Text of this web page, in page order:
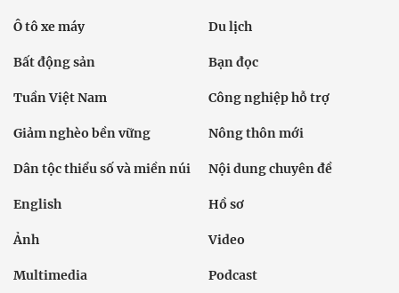
Ô tô xe máy Du lịch
Bất động sản Bạn đọc
Tuần Việt Nam Công nghiệp hỗ trợ
Giảm nghèo bền vững Nông thôn mới
Dân tộc thiểu số và miền núi Nội dung chuyên đề
English Hồ sơ
Ảnh Video
Multimedia Podcast